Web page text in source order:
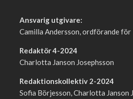
Ansvarig utgivare:
Camilla Andersson, ordförande för
Redaktör 4-2024
Charlotta Janson Josephsson
Redaktionskollektiv 2-2024
Sofia Börjesson, Charlotta Janson